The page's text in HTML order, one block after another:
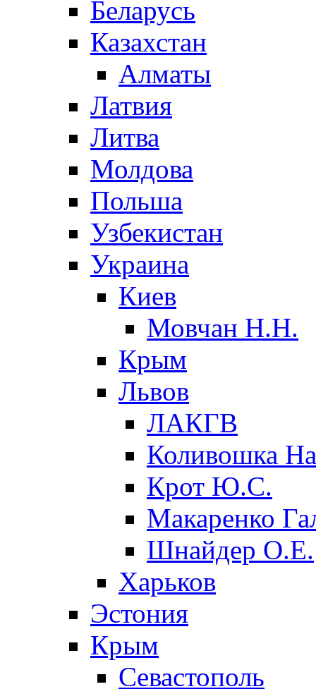
Беларусь
Казахстан
Алматы
Латвия
Литва
Молдова
Польша
Узбекистан
Украина
Киев
Мовчан Н.Н.
Крым
Львов
ЛАКГВ
Коливошка
Крот Ю.С.
Макаренко
Шнайдер О.Е.
Харьков
Эстония
Крым
Севастополь